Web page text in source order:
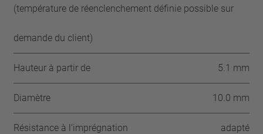
(température de réenclenchement définie possible sur
demande du client)
Hauteur à partir de 5.1 mm
Diamètre 10.0 mm
Résistance à l‘imprégnation adapté